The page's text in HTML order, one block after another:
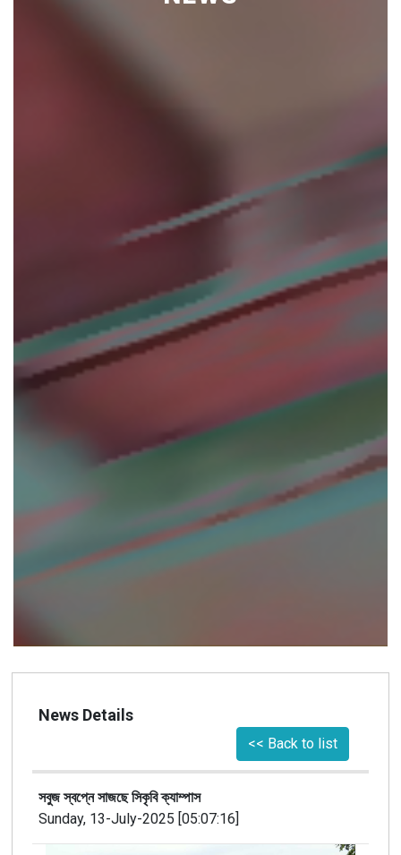
News Details
<< Back to list
সবুজ স্বপ্নে সাজছে সিকৃবি ক্যাম্পাস
Sunday, 13-July-2025 [05:07:16]